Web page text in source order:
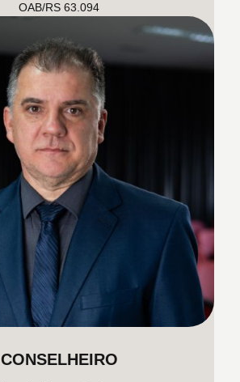
OAB/RS 63.094
CONSELHEIRO